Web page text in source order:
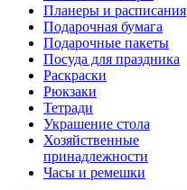
Планеры и расписания
Подарочная бумага
Подарочные пакеты
Посуда для праздника
Раскраски
Рюкзаки
Тетради
Украшение стола
Хозяйственные
принадлежности
Часы и ремешки